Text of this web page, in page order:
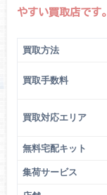
やすい買取店です。
買取方法
買取手数料
買取対応エリア
無料宅配キット
集荷サービス